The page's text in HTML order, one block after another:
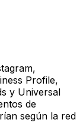
Profile,
y Universal
de
según la red